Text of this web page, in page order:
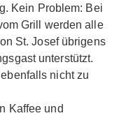
Kein Problem: Bei
Grill werden alle
St. Josef übrigens
unterstützt.
nicht zu
Kaffee und